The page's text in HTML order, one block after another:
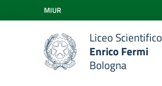
Vai ai contenuti
Vai al menu di navigazione
Vai al footer
MIUR
Liceo Scientifico
Enrico Fermi
Bologna